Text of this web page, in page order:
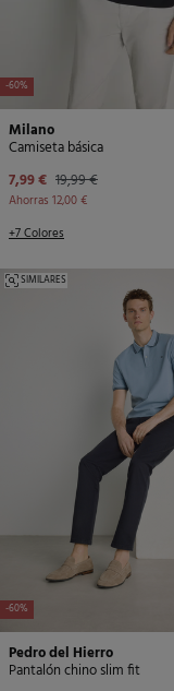
-60%
Milano
Camiseta básica
7,99 € 19,99 €
Ahorras 12,00 €
+7 Colores
-60%
SIMILARES
Pedro del Hierro
Pantalón chino slim fit